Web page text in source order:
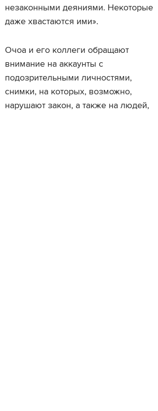
незаконными деяниями. Некоторые
даже хвастаются ими».
Очоа и его коллеги обращают
внимание на аккаунты с
подозрительными личностями,
снимки, на которых, возможно,
нарушают закон, а также на людей,